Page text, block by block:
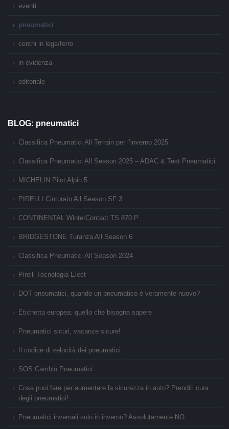
eventi
pneumatici
cerchi in lega/ferro
in evidenza
editoriale
BLOG: pneumatici
Classifica Pneumatici All Terrain per l’inverno 2025
Classifica Pneumatici All Season 2025 – ADAC & Test Pneumatici
MICHELIN Pilot Alpin 5
PIRELLI Cinturato All Season SF 3
CONTINENTAL WinterContact TS 870 P
BRIDGESTONE Turanza All Season 6
Classifica Pneumatici All Season 2024
Pirelli Tecnologia Elect
DOT pneumatici, quando un pneumatico è veramente nuovo?
Etichetta europea: quello che bisogna sapere
Pneumatici sicuri, vacanze sicure!
Il codice di velocità dei pneumatici
SOS Cambio Pneumatici
Cosa puoi fare per aumentare la sicurezza in auto? Prenditi cura
degli pneumatici!
Pneumatici invernali solo in inverno? Assolutamente NO.